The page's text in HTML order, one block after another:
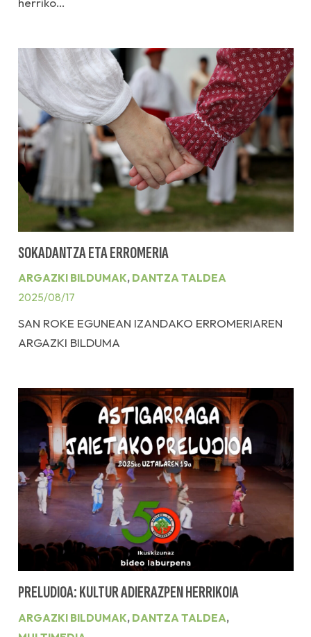
SOKADANTZA ETA ERROMERIA
ARGAZKI BILDUMAK, DANTZA TALDEA
2025/08/17
SAN ROKE EGUNEAN IZANDAKO ERROMERIAREN
ARGAZKI BILDUMA
PRELUDIOA: KULTUR ADIERAZPEN HERRIKOIA
ARGAZKI BILDUMAK, DANTZA TALDEA,